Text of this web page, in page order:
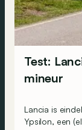
Test:
mineur
Lancia is
Ypsilon, een